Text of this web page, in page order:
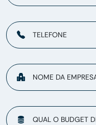
TELEFONE
NOME DA
QUAL O BUDGET